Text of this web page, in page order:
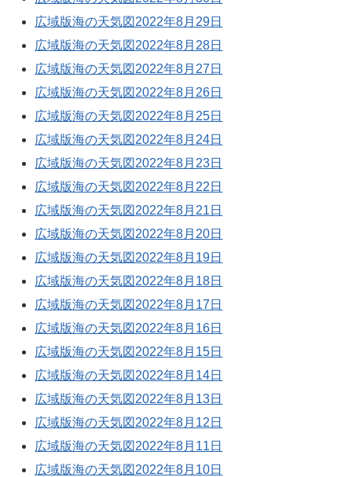
広域版海の天気図2022年8月29日
広域版海の天気図2022年8月28日
広域版海の天気図2022年8月27日
広域版海の天気図2022年8月26日
広域版海の天気図2022年8月25日
広域版海の天気図2022年8月24日
広域版海の天気図2022年8月23日
広域版海の天気図2022年8月22日
広域版海の天気図2022年8月21日
広域版海の天気図2022年8月20日
広域版海の天気図2022年8月19日
広域版海の天気図2022年8月18日
広域版海の天気図2022年8月17日
広域版海の天気図2022年8月16日
広域版海の天気図2022年8月15日
広域版海の天気図2022年8月14日
広域版海の天気図2022年8月13日
広域版海の天気図2022年8月12日
広域版海の天気図2022年8月11日
広域版海の天気図2022年8月10日